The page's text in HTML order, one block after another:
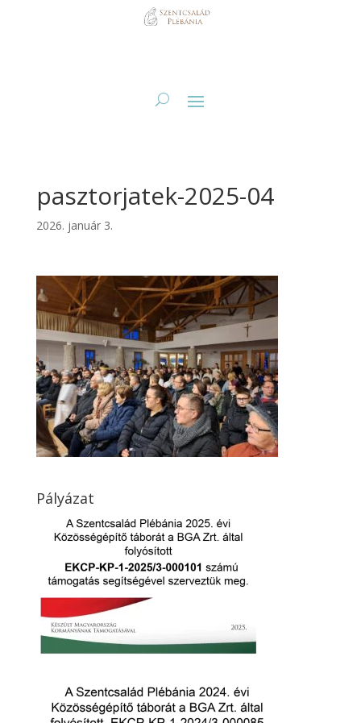
pasztorjatek-2025-04
2026. január 3.
Pályázat